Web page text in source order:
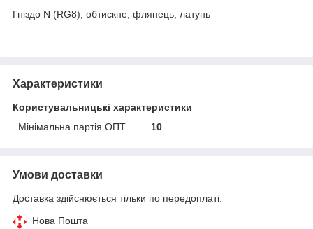
Гніздо N (RG8), обтискне, флянець, латунь
Характеристики
Користувальницькі характеристики
Мінімальна партія ОПТ
10
Умови доставки
Доставка здійснюється тільки по передоплаті.
Нова Пошта